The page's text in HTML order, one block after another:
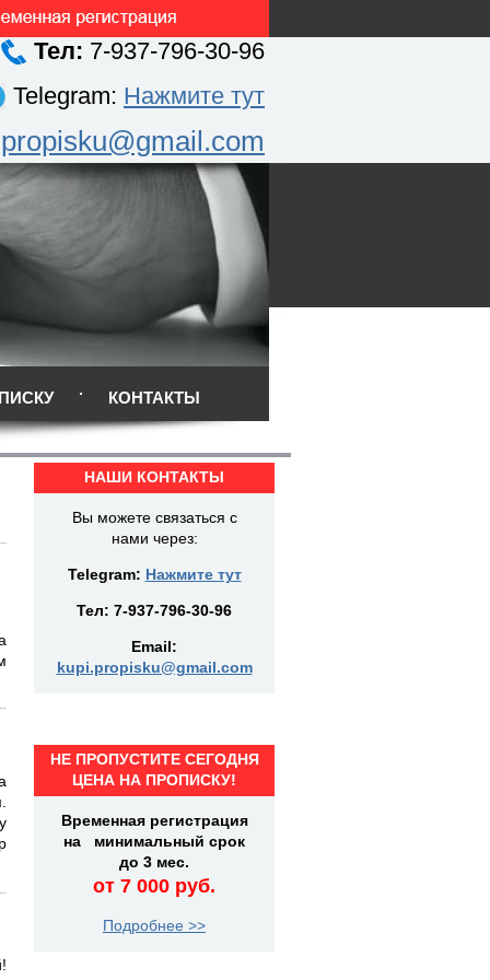
Тел: 7-937-796-30-96
Telegram: Нажмите тут
КОНТАКТЫ
НАШИ КОНТАКТЫ
Вы можете связаться с
нами через:
Telegram: Нажмите тут
Тел: 7-937-796-30-96
Email:
kupi.propisku@gmail.com
НЕ ПРОПУСТИТЕ СЕГОДНЯ
ЦЕНА НА ПРОПИСКУ!
Временная регистрация
на минимальный срок
до 3 мес.
от 7 000 руб.
Подробнее >>